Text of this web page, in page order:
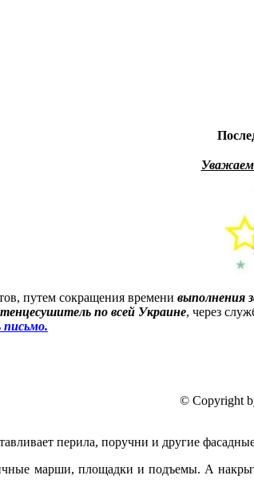
путем сокращения времени выполнения
по всей Украине, через
письмо.
© Copyright
перила, поручни и другие
марши, площадки и подъемы. А